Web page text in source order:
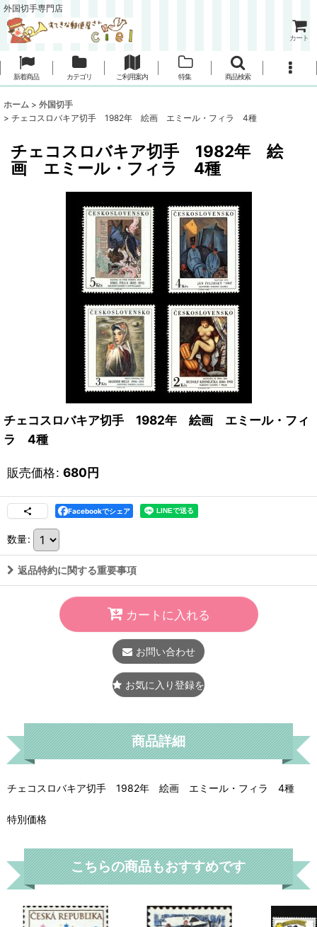
外国切手専門店
カート
新着商品 カテゴリ ご利用案内 特集 商品検索
ホーム > 外国切手
> チェコスロバキア切手 1982年 絵画 エミール・フィラ 4種
チェコスロバキア切手 1982年 絵
画 エミール・フィラ 4種
チェコスロバキア切手 1982年 絵画 エミール・フィ
ラ 4種
販売価格: 680円
Facebookでシェア
数量:
返品特約に関する重要事項
カートに入れる
お問い合わせ
お気に入り登録をする
商品詳細
チェコスロバキア切手 1982年 絵画 エミール・フィラ 4種
特別価格
こちらの商品もおすすめです